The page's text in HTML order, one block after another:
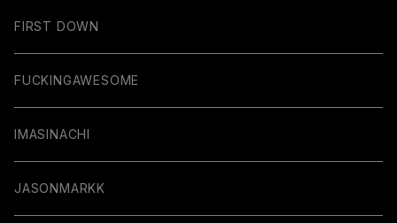
FIRST DOWN
FUCKINGAWESOME
IMASINACHI
JASONMARKK